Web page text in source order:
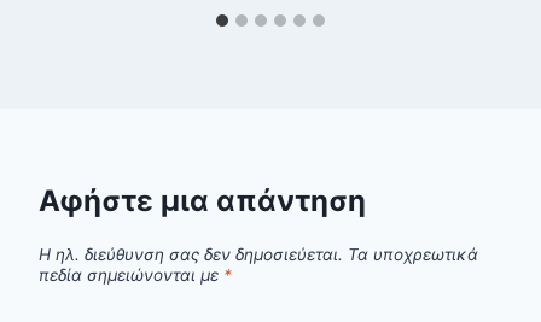
Αφήστε μια απάντηση
Η ηλ. διεύθυνση σας δεν δημοσιεύεται. Τα υποχρεωτικά
πεδία σημειώνονται με *